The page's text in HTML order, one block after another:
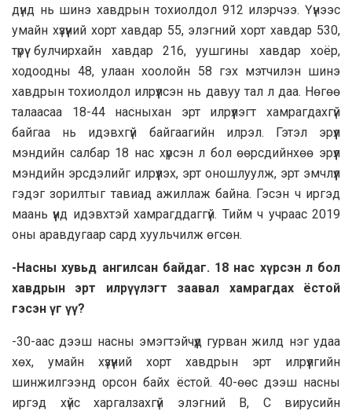
дүнд нь шинэ хавдрын тохиолдол 912 илэрчээ. Үүнээс
умайн хүзүүний хорт хавдар 55, элэгний хорт хавдар 530,
түрүү булчирхайн хавдар 216, уушгины хавдар хоёр,
ходоодны 48, улаан хоолойн 58 гэх мэтчилэн шинэ
хавдрын тохиолдол илрүүлсэн нь давуу тал л даа. Нөгөө
талаасаа 18-44 насныхан эрт илрүүлэгт хамрагдахгүй
байгаа нь идэвхгүй байгаагийн илрэл. Гэтэл эрүүл
мэндийн салбар 18 нас хүрсэн л бол өөрсдийнхөө эрүүл
мэндийн эрсдэлийг илрүүлэх, эрт оношлуулж, эрт эмчлүүл
гэдэг зорилтыг тавиад ажиллаж байна. Гэсэн ч иргэд
маань үүнд идэвхтэй хамрагддаггүй. Тийм ч учраас 2019
оны аравдугаар сард хуульчилж өгсөн.
-Насны хувьд ангилсан байдаг. 18 нас хүрсэн л бол
хавдрын эрт илрүүлэгт заавал хамрагдах ёстой
гэсэн үг үү?
-30-аас дээш насны эмэгтэйчүүд гурван жилд нэг удаа
хөх, умайн хүзүүний хорт хавдрын эрт илрүүлгийн
шинжилгээнд орсон байх ёстой. 40-өөс дээш насны
иргэд хүйс харгалзахгүй элэгний В, С вирусийн